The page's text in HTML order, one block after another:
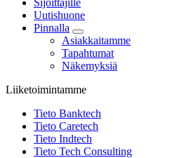
Sijoittajille
Uutishuone
Pinnalla
Asiakkaitamme
Tapahtumat
Näkemyksiä
Liiketoimintamme
Tieto Banktech
Tieto Caretech
Tieto Indtech
Tieto Tech Consulting